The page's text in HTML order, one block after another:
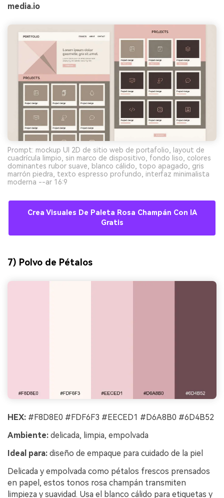
media.io
Prompt: mockup UI 2D de sitio web de portafolio, layout de
cuadrícula limpio, sin marco de dispositivo, fondo liso, colores
dominantes rubor suave, blanco cálido, topo apagado, gris
marrón piedra, texto espresso profundo, interfaz minimalista
moderna --ar 16:9
Crea Visuales De Paleta Rosa Champán Con IA
Gratis
7) Polvo de Pétalos
HEX: #F8D8E0 #FDF6F3 #EECED1 #D6A8B0 #6D4B52
Ambiente: delicada, limpia, empolvada
Ideal para: diseño de empaque para cuidado de la piel
Delicada y empolvada como pétalos frescos prensados
en papel, estos tonos rosa champán transmiten
limpieza y suavidad. Usa el blanco cálido para etiquetas y